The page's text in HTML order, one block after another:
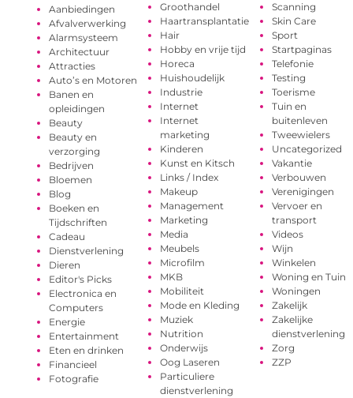
Aanbiedingen
Afvalverwerking
Alarmsysteem
Architectuur
Attracties
Auto’s en Motoren
Banen en
opleidingen
Beauty
Beauty en
verzorging
Bedrijven
Bloemen
Blog
Boeken en
Tijdschriften
Cadeau
Dienstverlening
Dieren
Editor's Picks
Electronica en
Computers
Energie
Entertainment
Eten en drinken
Financieel
Fotografie
Groothandel
Haartransplantatie
Hair
Hobby en vrije tijd
Horeca
Huishoudelijk
Industrie
Internet
Internet
marketing
Kinderen
Kunst en Kitsch
Links / Index
Makeup
Management
Marketing
Media
Meubels
Microfilm
MKB
Mobiliteit
Mode en Kleding
Muziek
Nutrition
Onderwijs
Oog Laseren
Particuliere
dienstverlening
Scanning
Skin Care
Sport
Startpaginas
Telefonie
Testing
Toerisme
Tuin en
buitenleven
Tweewielers
Uncategorized
Vakantie
Verbouwen
Verenigingen
Vervoer en
transport
Videos
Wijn
Winkelen
Woning en Tuin
Woningen
Zakelijk
Zakelijke
dienstverlening
Zorg
ZZP